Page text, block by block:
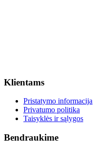
Klientams
Pristatymo informacija
Privatumo politika
Taisyklės ir sąlygos
Bendraukime